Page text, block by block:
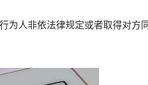
人非依法律规定或者取得对方同